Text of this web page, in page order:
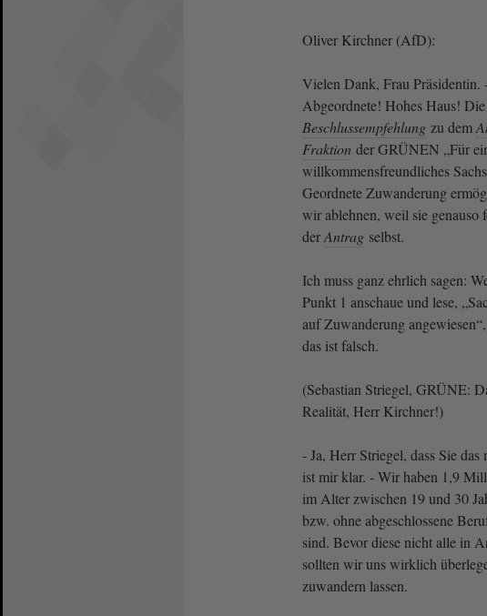
Oliver Kirchner (AfD):
Vielen Dank, Frau Präsidentin.
Abgeordnete! Hohes Haus! Die
Beschlussempfehlung zu dem
Fraktion der GRÜNEN „Für
willkommensfreundliches
Geordnete Zuwanderung
wir ablehnen, weil sie genauso
derAntrag selbst.
Ich muss ganz ehrlich sagen:
Punkt 1 anschaue und lese,
auf Zuwanderung
das ist falsch.
(Sebastian Striegel, GRÜNE:
Realität, Herr Kirchner!)
- Ja, Herr Striegel, dass Sie das
ist mir klar. - Wir haben 1,9
im Alter zwischen 19 und 30
bzw. ohne abgeschlossene
sind. Bevor diese nicht alle in
sollten wir uns wirklich
zuwandern lassen.